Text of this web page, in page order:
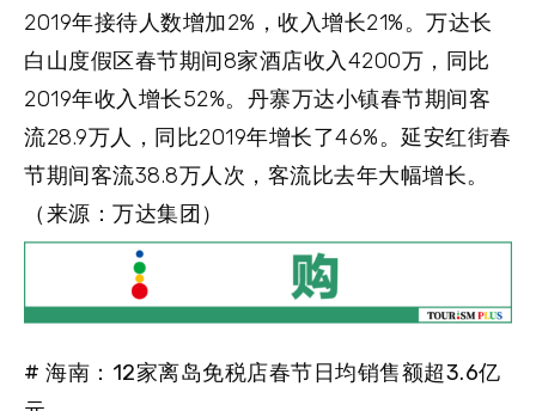
2019年接待人数增加2%，收入增长21%。万达长
白山度假区春节期间8家酒店收入4200万，同比
2019年收入增长52%。丹寨万达小镇春节期间客
流28.9万人，同比2019年增长了46%。延安红街春
节期间客流38.8万人次，客流比去年大幅增长。
（来源：万达集团）
# 海南：12家离岛免税店春节日均销售额超3.6亿